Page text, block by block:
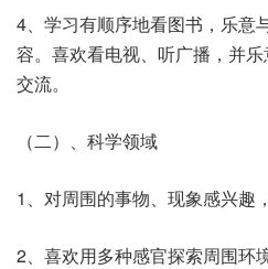
4、学习有顺序地看图书，乐意
容。喜欢看电视、听广播，并
交流。
（二）、科学领域
1、对周围的事物、现象感兴趣
2、喜欢用多种感官探索周围环